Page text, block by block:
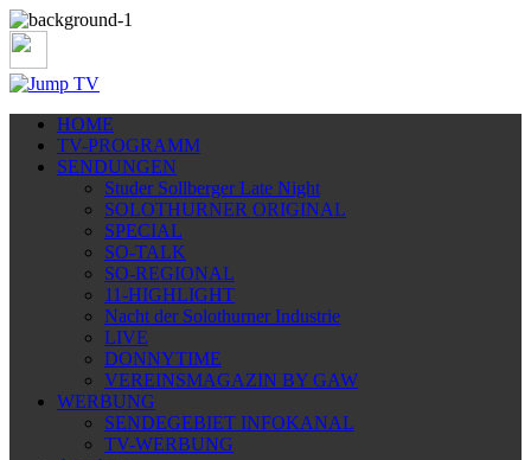
HOME
TV-PROGRAMM
SENDUNGEN
Studer Sollberger Late Night
SOLOTHURNER ORIGINAL
SPECIAL
SO-TALK
SO-REGIONAL
11-HIGHLIGHT
Nacht der Solothurner Industrie
LIVE
DONNYTIME
VEREINSMAGAZIN BY GAW
WERBUNG
SENDEGEBIET INFOKANAL
TV-WERBUNG